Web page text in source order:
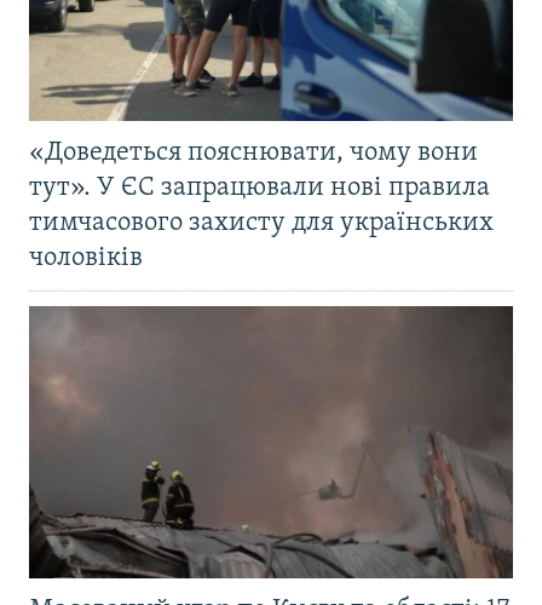
«Доведеться пояснювати, чому вони
тут». У ЄС запрацювали нові правила
тимчасового захисту для українських
чоловіків